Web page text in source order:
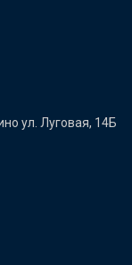
ул. Луговая, 14Б